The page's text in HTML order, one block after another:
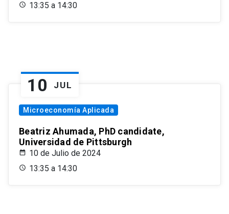
13:35 a 14:30
10 JUL
Microeconomía Aplicada
Beatriz Ahumada, PhD candidate,
Universidad de Pittsburgh
10 de Julio de 2024
13:35 a 14:30